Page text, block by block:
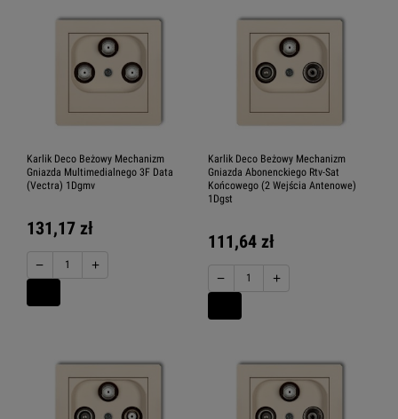
Karlik Deco Beżowy Mechanizm
Gniazda Multimedialnego 3F Data
(Vectra) 1Dgmv
131,17 zł
− +
Karlik Deco Beżowy Mechanizm
Gniazda Abonenckiego Rtv-Sat
Końcowego (2 Wejścia Antenowe)
1Dgst
111,64 zł
− +